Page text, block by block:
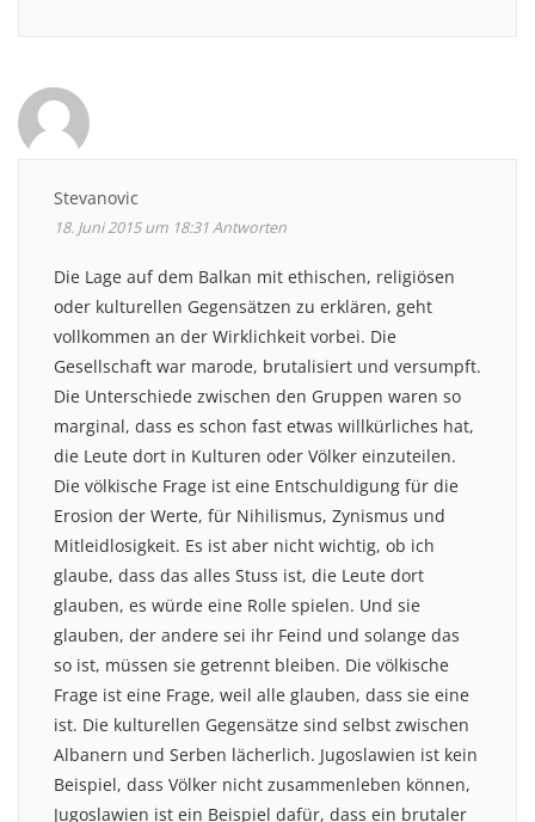
Stevanovic
18. Juni 2015 um 18:31Antworten
Die Lage auf dem Balkan mit ethischen, religiösen
oder kulturellen Gegensätzen zu erklären, geht
vollkommen an der Wirklichkeit vorbei. Die
Gesellschaft war marode, brutalisiert und versumpft.
Die Unterschiede zwischen den Gruppen waren so
marginal, dass es schon fast etwas willkürliches hat,
die Leute dort in Kulturen oder Völker einzuteilen.
Die völkische Frage ist eine Entschuldigung für die
Erosion der Werte, für Nihilismus, Zynismus und
Mitleidlosigkeit. Es ist aber nicht wichtig, ob ich
glaube, dass das alles Stuss ist, die Leute dort
glauben, es würde eine Rolle spielen. Und sie
glauben, der andere sei ihr Feind und solange das
so ist, müssen sie getrennt bleiben. Die völkische
Frage ist eine Frage, weil alle glauben, dass sie eine
ist. Die kulturellen Gegensätze sind selbst zwischen
Albanern und Serben lächerlich. Jugoslawien ist kein
Beispiel, dass Völker nicht zusammenleben können,
Jugoslawien ist ein Beispiel dafür, dass ein brutaler